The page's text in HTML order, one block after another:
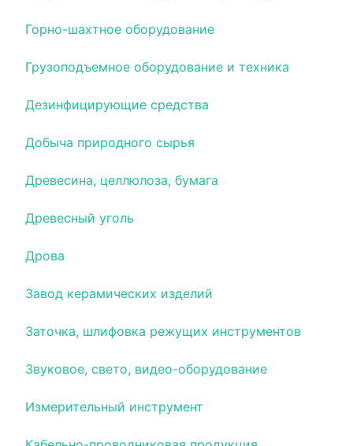
Горно-шахтное оборудование
Грузоподъемное оборудование и техника
Дезинфицирующие средства
Добыча природного сырья
Древесина, целлюлоза, бумага
Древесный уголь
Дрова
Завод керамических изделий
Заточка, шлифовка режущих инструментов
Звуковое, свето, видео-оборудование
Измерительный инструмент